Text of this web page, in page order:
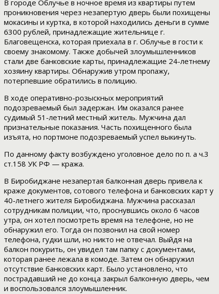
В городе Облучье в ночное время из квартиры путем
проникновения через незапертую дверь были похищены
мокасины и куртка, в которой находились деньги в сумме
6300 рублей, принадлежащие жительнице г.
Благовещенска, которая приехала в г. Облучье в гости к
своему знакомому. Также добычей злоумышленников
стали две банковские карты, принадлежащие 24-летнему
хозяину квартиры. Обнаружив утром пропажу,
потерпевшие обратились в полицию.
В ходе оперативно-розыскных мероприятий
подозреваемый был задержан. Им оказался ранее
судимый 51-летний местный житель. Мужчина дал
признательные показания. Часть похищенного была
изъята, но портмоне подозреваемый успел выкинуть.
По данному факту возбуждено уголовное дело по п. а ч.3
ст.158 УК РФ — кража.
В Биробиджане незапертая балконная дверь привела к
краже документов, сотового телефона и банковских карт у
40-летнего жителя Биробиджана. Мужчина рассказал
сотрудникам полиции, что, проснувшись около 6 часов
утра, он хотел посмотреть время на телефоне, но не
обнаружил его. Тогда он позвонил на свой номер
телефона, гудки шли, но никто не отвечал. Выйдя на
балкон покурить, он увидел там папку с документами,
которая ранее лежала в комоде. Затем он обнаружил
отсутствие банковских карт. Было установлено, что
пострадавший не до конца закрыл балконную дверь, чем
и воспользовался злоумышленник.